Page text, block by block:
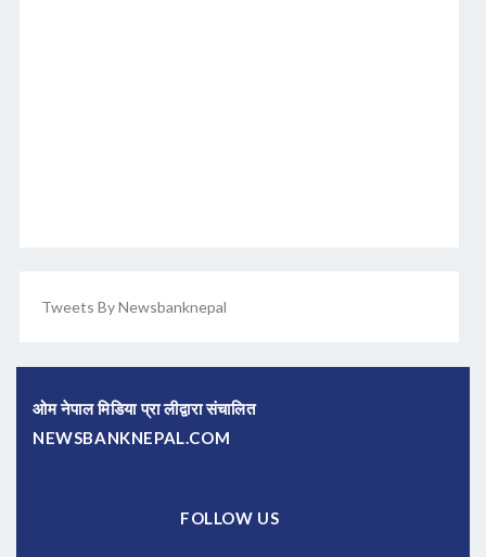
Tweets By Newsbanknepal
ओम नेपाल मिडिया प्रा लीद्वारा संचालित
NEWSBANKNEPAL.COM
FOLLOW US